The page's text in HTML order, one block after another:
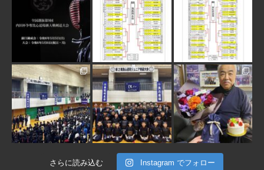
1月 30 1月 30 1月 28
さらに読み込む Instagram でフォロー